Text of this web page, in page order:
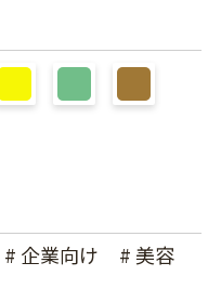
# 企業向け
# 美容